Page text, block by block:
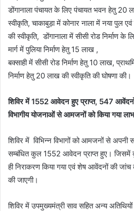
डोंगानाला पंचायत के लिए पंचायत भवन हेतु 20
स्वीकृति, चाकाबुड़ा में कोनार नाला में नया पुल एवं
की स्वीकृति, डोंगानाला में सीसी रोड निर्माण
मार्ग में पुलिया निर्माण हेतु 15 लाख ,
बक्साही में सीसी रोड निर्माण हेतु 10 लाख,
निर्माण हेतु 20 लाख की स्वीकृति की घोषणा की।
शिविर में 1552 आवेदन हुए प्राप्त, 547
विभागीय योजनाओं से आमजनों को किया गया
शिविर में विभिन्न विभागों को आमजनों से अपनी
सम्बंधित कुल 1552 आवेदन प्राप्त हुए।
ही निराकरण किया गया एवं शेष आवेंदनों की जांच
की जाएगी।
शिविर में उपमुख्यमंत्री साव सहित अन्य अतिथियों